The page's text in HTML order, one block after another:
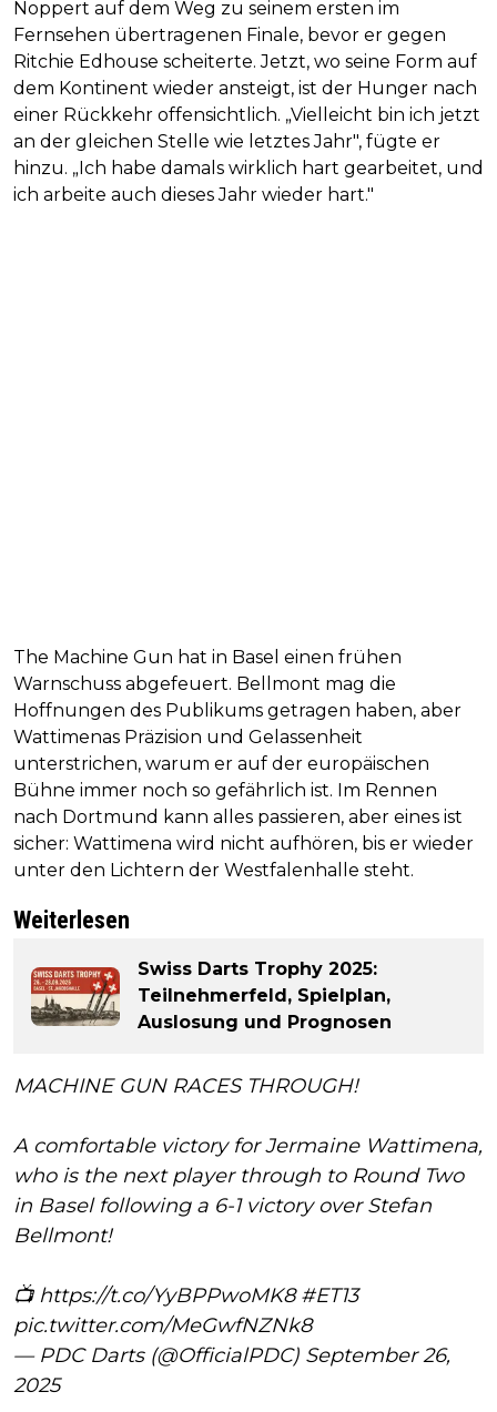
Noppert auf dem Weg zu seinem ersten im
Fernsehen übertragenen Finale, bevor er gegen
Ritchie Edhouse scheiterte. Jetzt, wo seine Form auf
dem Kontinent wieder ansteigt, ist der Hunger nach
einer Rückkehr offensichtlich. „Vielleicht bin ich jetzt
an der gleichen Stelle wie letztes Jahr", fügte er
hinzu. „Ich habe damals wirklich hart gearbeitet, und
ich arbeite auch dieses Jahr wieder hart."
The Machine Gun hat in Basel einen frühen
Warnschuss abgefeuert. Bellmont mag die
Hoffnungen des Publikums getragen haben, aber
Wattimenas Präzision und Gelassenheit
unterstrichen, warum er auf der europäischen
Bühne immer noch so gefährlich ist. Im Rennen
nach Dortmund kann alles passieren, aber eines ist
sicher: Wattimena wird nicht aufhören, bis er wieder
unter den Lichtern der Westfalenhalle steht.
Weiterlesen
Swiss Darts Trophy 2025:
Teilnehmerfeld, Spielplan,
Auslosung und Prognosen
MACHINE GUN RACES THROUGH!
A comfortable victory for Jermaine Wattimena,
who is the next player through to Round Two
in Basel following a 6-1 victory over Stefan
Bellmont!
📺 https://t.co/YyBPPwoMK8 #ET13
pic.twitter.com/MeGwfNZNk8
— PDC Darts (@OfficialPDC) September 26,
2025